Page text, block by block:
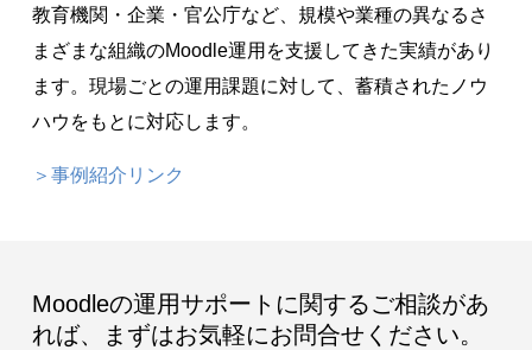
教育機関・企業・官公庁など、規模や業種の異なるさ
まざまな組織のMoodle運用を支援してきた実績があり
ます。現場ごとの運用課題に対して、蓄積されたノウ
ハウをもとに対応します。
＞事例紹介リンク
Moodleの運用サポートに関するご相談があ
れば、まずはお気軽にお問合せください。